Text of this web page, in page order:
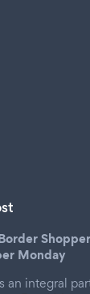
Monday
an integral